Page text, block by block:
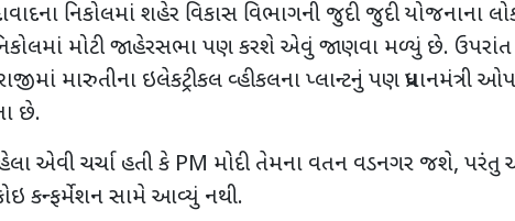
નિકોલમાં શહેર વિકાસ વિભાગની જુદી જુદી યોજનાના
મોટી જાહેરસભા પણ કરશે એવું જાણવા મળ્યું છે. ઉપરાંત
મારુતીના ઇલેકટ્રીકલ વ્હીકલના પ્લાન્ટનું પણ પ્રધાનમંત્રી
છે.
એવી ચર્ચા હતી કે PM મોદી તેમના વતન વડનગર જશે,
કન્ફર્મેશન સામે આવ્યું નથી.